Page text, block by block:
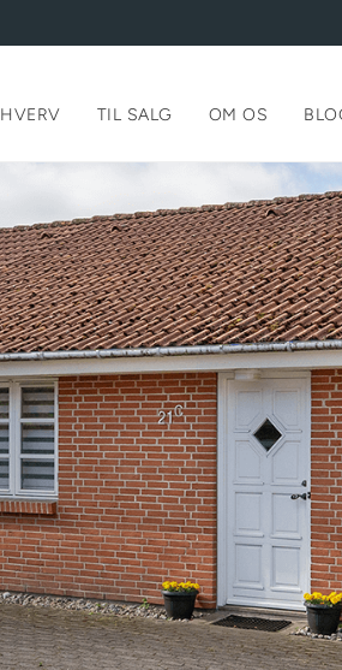
TIL SALG OM OS